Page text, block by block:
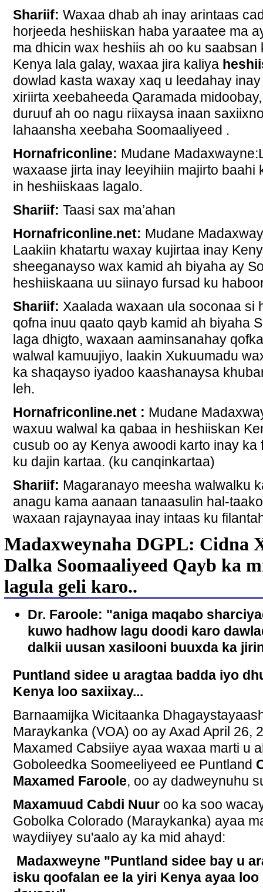
Shariif: Waxaa dhab ah inay arintaas
horjeeda heshiiskan haba yaraatee ma
ma dhicin wax heshiis ah oo ku
Kenya lala galay, waxaa jira kaliya
dowlad kasta waxay xaq u leedahay
xiriirta xeebaheeda Qaramada
duruuf ah oo nagu riixaysa inaan
lahaansha xeebaha Soomaaliyeed .
Hornafriconline: Mudane
waxaase jirta inay leeyihiin majirto baahi
in heshiiskaas lagalo.
Shariif: Taasi sax ma’ahan
Hornafriconline.net: Mudane
Laakiin khatartu waxay kujirtaa inay
sheeganayso wax kamid ah biyaha ay
heshiiskaana uu siinayo fursad ku
Shariif: Xaalada waxaan ula soconaa si
qofna inuu qaato qayb kamid ah biyaha
laga dhigto, waxaan aaminsanahay
walwal kamuujiyo, laakin Xukuumadu
ka shaqayso iyadoo kaashanaysa
leh.
Hornafriconline.net : Mudane
waxuu walwal ka qabaa in heshiiskan
cusub oo ay Kenya awoodi karto inay ka
ku dajin kartaa. (ku canqinkartaa)
Shariif: Magaranayo meesha walwalku
anagu kama aanaan tanaasulin hal-
waxaan rajaynayaa inay intaas ku
Madaxweynaha DGPL: Cidna
Dalka Soomaaliyeed Qayb ka
lagula geli karo..
Dr. Faroole: "aniga maqabo
kuwo hadhow lagu doodi karo
dalkii uusan xasilooni buuxda ka
Puntland sidee u aragtaa badda iyo
Kenya loo saxiixay...
Barnaamijka Wicitaanka
Maraykanka (VOA) oo ay Axad April 26,
Maxamed Cabsiiye ayaa waxaa marti u
Goboleedka Soomeeliyeed ee Puntland
Maxamed Faroole, oo ay dadweynuhu
Maxamuud Cabdi Nuur oo ka soo
Gobolka Colorado (Maraykanka) ayaa
waydiiyey su'aalo ay ka mid ahayd:
Madaxweyne "Puntland sidee bay u
isku qoofalan ee la yiri Kenya ayaa